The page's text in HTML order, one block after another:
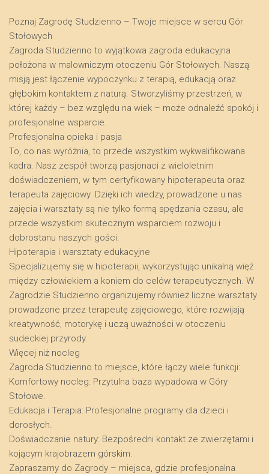
Poznaj Zagrodę Studzienno – Twoje miejsce w sercu Gór
Stołowych
​Zagroda Studzienno to wyjątkowa zagroda edukacyjna
położona w malowniczym otoczeniu Gór Stołowych. Naszą
misją jest łączenie wypoczynku z terapią, edukacją oraz
głębokim kontaktem z naturą. Stworzyliśmy przestrzeń, w
której każdy – bez względu na wiek – może odnaleźć spokój i
profesjonalne wsparcie.
​Profesjonalna opieka i pasja
​To, co nas wyróżnia, to przede wszystkim wykwalifikowana
kadra. Nasz zespół tworzą pasjonaci z wieloletnim
doświadczeniem, w tym certyfikowany hipoterapeuta oraz
terapeuta zajęciowy. Dzięki ich wiedzy, prowadzone u nas
zajęcia i warsztaty są nie tylko formą spędzania czasu, ale
przede wszystkim skutecznym wsparciem rozwoju i
dobrostanu naszych gości.
​Hipoterapia i warsztaty edukacyjne
​Specjalizujemy się w hipoterapii, wykorzystując unikalną więź
między człowiekiem a koniem do celów terapeutycznych. W
Zagrodzie Studzienno organizujemy również liczne warsztaty
prowadzone przez terapeutę zajęciowego, które rozwijają
kreatywność, motorykę i uczą uważności w otoczeniu
sudeckiej przyrody.
​Więcej niż nocleg
​Zagroda Studzienno to miejsce, które łączy wiele funkcji:
​Komfortowy nocleg: Przytulna baza wypadowa w Góry
Stołowe.
​Edukacja i Terapia: Profesjonalne programy dla dzieci i
dorosłych.
​Doświadczanie natury: Bezpośredni kontakt ze zwierzętami i
kojącym krajobrazem górskim.
​Zapraszamy do Zagrody – miejsca, gdzie profesjonalna